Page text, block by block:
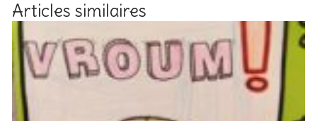
Articles similaires